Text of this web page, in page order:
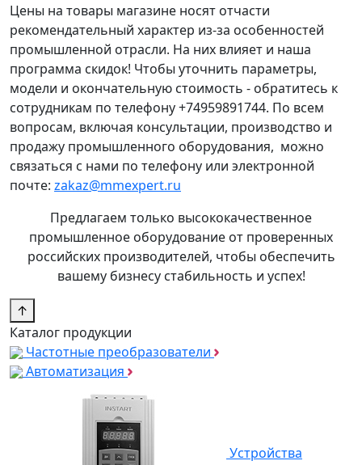
Цены на товары магазине носят отчасти
рекомендательный характер из-за особенностей
промышленной отрасли. На них влияет и наша
программа скидок! Чтобы уточнить параметры,
модели и окончательную стоимость - обратитесь к
сотрудникам по телефону +74959891744. По всем
вопросам, включая консультации, производство и
продажу промышленного оборудования, можно
связаться с нами по телефону или электронной
почте: zakaz@mmexpert.ru
Предлагаем только высококачественное
промышленное оборудование от проверенных
российских производителей, чтобы обеспечить
вашему бизнесу стабильность и успех!
↑
Каталог продукции
Частотные преобразователи
Автоматизация
Устройства